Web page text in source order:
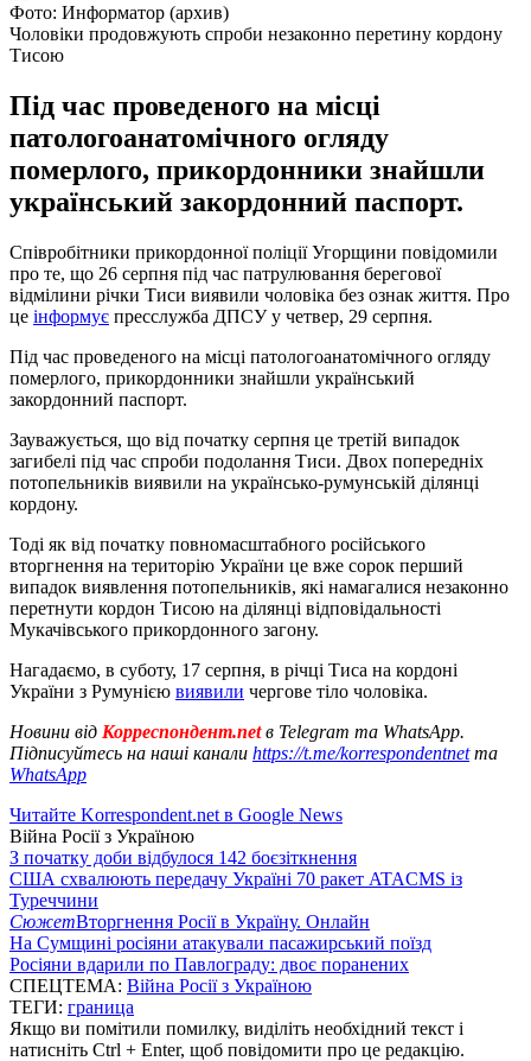
Фото: Информатор (архив)
Чоловіки продовжують спроби незаконно перетину кордону
Тисою
Під час проведеного на місці
патологоанатомічного огляду
померлого, прикордонники знайшли
український закордонний паспорт.
Співробітники прикордонної поліції Угорщини повідомили
про те, що 26 серпня під час патрулювання берегової
відмілини річки Тиси виявили чоловіка без ознак життя. Про
це інформує пресслужба ДПСУ у четвер, 29 серпня.
Під час проведеного на місці патологоанатомічного огляду
померлого, прикордонники знайшли український
закордонний паспорт.
Зауважується, що від початку серпня це третій випадок
загибелі під час спроби подолання Тиси. Двох попередніх
потопельників виявили на українсько-румунській ділянці
кордону.
Тоді як від початку повномасштабного російського
вторгнення на територію України це вже сорок перший
випадок виявлення потопельників, які намагалися незаконно
перетнути кордон Тисою на ділянці відповідальності
Мукачівського прикордонного загону.
Нагадаємо, в суботу, 17 серпня, в річці Тиса на кордоні
України з Румунією виявили чергове тіло чоловіка.
Новини від Корреспондент.netв Telegram та WhatsApp.
Підписуйтесь на наші канали https://t.me/korrespondentnetта
WhatsApp
Читайте Korrespondent.net в Google News
Війна Росії з Україною
З початку доби відбулося 142 боєзіткнення
США схвалюють передачу Україні 70 ракет ATACMS із
Туреччини
СюжетВторгнення Росії в Україну. Онлайн
На Сумщині росіяни атакували пасажирський поїзд
Росіяни вдарили по Павлограду: двоє поранених
СПЕЦТЕМА: Війна Росії з Україною
ТЕГИ: граница
Якщо ви помітили помилку, виділіть необхідний текст і
натисніть Ctrl + Enter, щоб повідомити про це редакцію.